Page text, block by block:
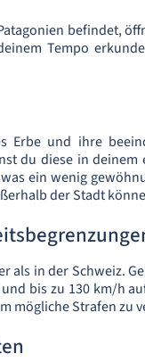
befindet,
Tempo
und ihre
du diese in deinem
ein wenig
der Stadt
als in der Schweiz.
bis zu 130 km/h
mögliche Strafen zu